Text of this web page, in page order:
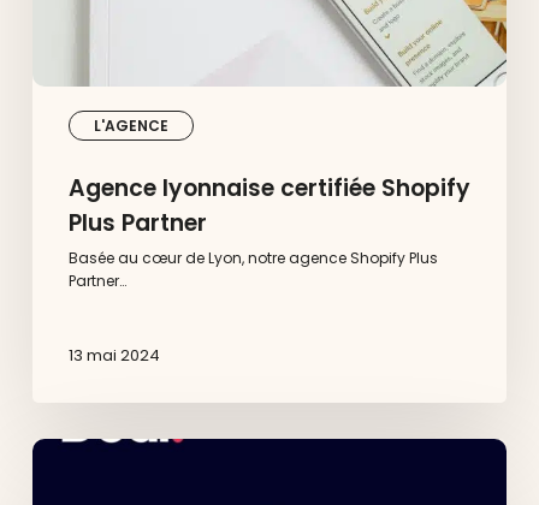
L'AGENCE
Agence lyonnaise certifiée Shopify
Plus Partner
Basée au cœur de Lyon, notre agence Shopify Plus
Partner…
13 mai 2024
La